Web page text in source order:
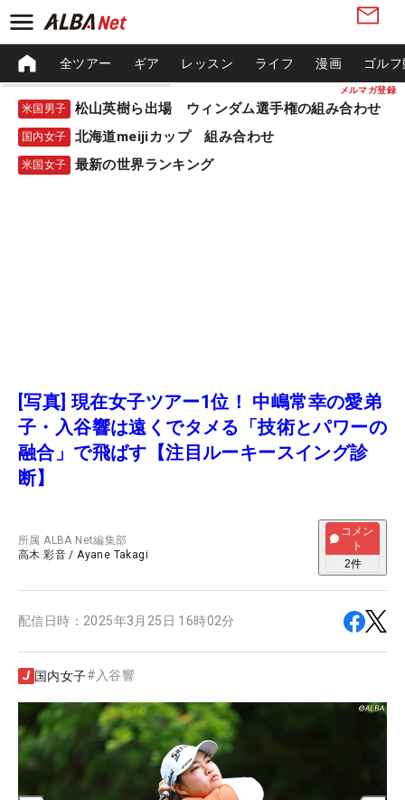
メルマガ登録
全ツアー ギア レッスン ライフ 漫画 ゴル
米国男子 松山英樹ら出場 ウィンダム選手権の組み合わせ
国内女子 北海道meijiカップ 組み合わせ
米国女子 最新の世界ランキング
[写真] 現在女子ツアー1位！ 中嶋常幸の愛弟
子・入谷響は遠くでタメる「技術とパワーの
融合」で飛ばす【注目ルーキースイング診
断】
所属ALBA Net編集部
高木 彩音 /Ayane Takagi
コメン
ト
2件
配信日時： 2025年3月25日 16時02分
国内女子# 入谷響